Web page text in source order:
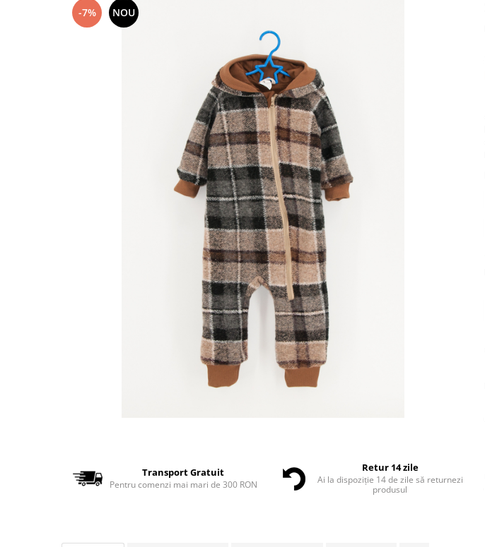
-7% NOU
Transport Gratuit
Pentru comenzi mai mari de 300 RON
Retur 14 zile
Ai la dispoziție 14 de zile să returnezi
produsul